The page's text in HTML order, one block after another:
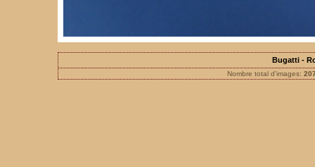
Bugatti -
Nombre total d'images: